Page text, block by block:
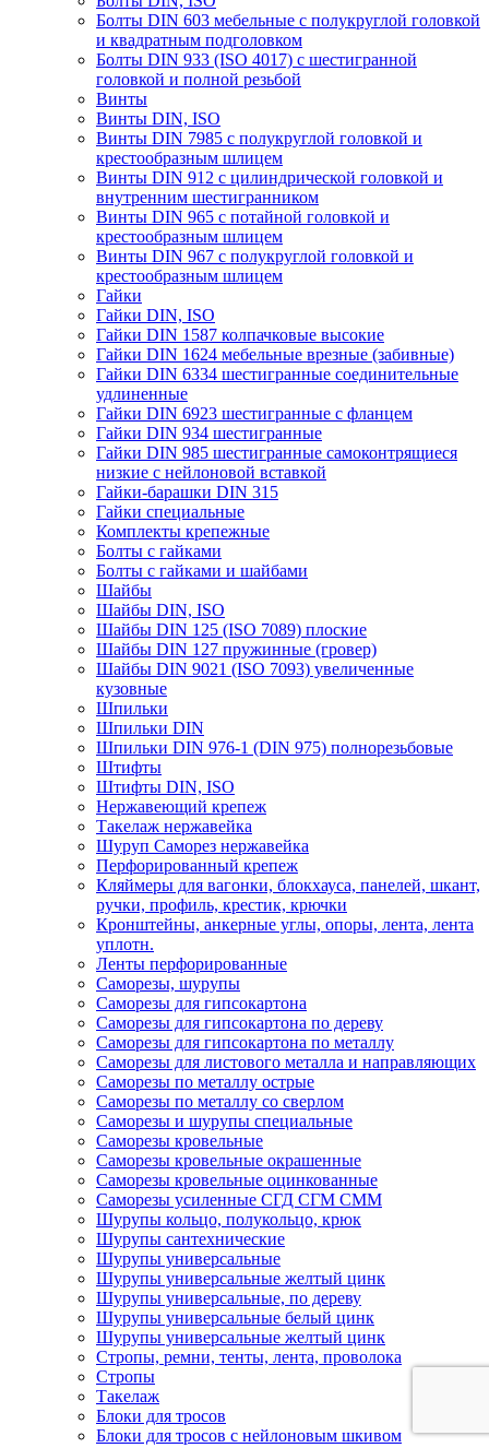
Болты DIN 603 мебельные с полукруглой головкой
и квадратным подголовком
Болты DIN 933 (ISO 4017) с шестигранной
головкой и полной резьбой
Винты
Винты DIN, ISO
Винты DIN 7985 с полукруглой головкой и
крестообразным шлицем
Винты DIN 912 с цилиндрической головкой и
внутренним шестигранником
Винты DIN 965 с потайной головкой и
крестообразным шлицем
Винты DIN 967 с полукруглой головкой и
крестообразным шлицем
Гайки
Гайки DIN, ISO
Гайки DIN 1587 колпачковые высокие
Гайки DIN 1624 мебельные врезные (забивные)
Гайки DIN 6334 шестигранные соединительные
удлиненные
Гайки DIN 6923 шестигранные с фланцем
Гайки DIN 934 шестигранные
Гайки DIN 985 шестигранные самоконтрящиеся
низкие с нейлоновой вставкой
Гайки-барашки DIN 315
Гайки специальные
Комплекты крепежные
Болты с гайками
Болты с гайками и шайбами
Шайбы
Шайбы DIN, ISO
Шайбы DIN 125 (ISO 7089) плоские
Шайбы DIN 127 пружинные (гровер)
Шайбы DIN 9021 (ISO 7093) увеличенные
кузовные
Шпильки
Шпильки DIN
Шпильки DIN 976-1 (DIN 975) полнорезьбовые
Штифты
Штифты DIN, ISO
Нержавеющий крепеж
Такелаж нержавейка
Шуруп Саморез нержавейка
Перфорированный крепеж
Кляймеры для вагонки, блокхауса, панелей, шкант,
ручки, профиль, крестик, крючки
Кронштейны, анкерные углы, опоры, лента, лента
уплотн.
Ленты перфорированные
Саморезы, шурупы
Саморезы для гипсокартона
Саморезы для гипсокартона по дереву
Саморезы для гипсокартона по металлу
Саморезы для листового металла и направляющих
Саморезы по металлу острые
Саморезы по металлу со сверлом
Саморезы и шурупы специальные
Саморезы кровельные
Саморезы кровельные окрашенные
Саморезы кровельные оцинкованные
Саморезы усиленные СГД СГМ СММ
Шурупы кольцо, полукольцо, крюк
Шурупы сантехнические
Шурупы универсальные
Шурупы универсальные желтый цинк
Шурупы универсальные, по дереву
Шурупы универсальные белый цинк
Шурупы универсальные желтый цинк
Стропы, ремни, тенты, лента, проволока
Стропы
Такелаж
Блоки для тросов
Блоки для тросов с нейлоновым шкивом